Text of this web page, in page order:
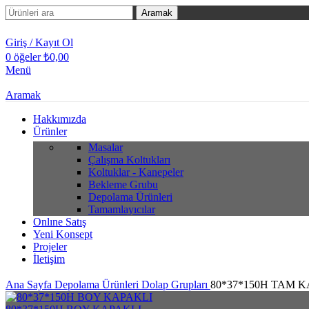
Aramak
Giriş / Kayıt Ol
0 öğeler ₺0,00
Menü
Aramak
Hakkımızda
Ürünler
Masalar
Çalışma Koltukları
Koltuklar - Kanepeler
Bekleme Grubu
Depolama Ürünleri
Tamamlayıcılar
Onlıne Satış
Yeni Konsept
Projeler
İletişim
Ana Sayfa Depolama Ürünleri Dolap Grupları 80*37*150H TAM